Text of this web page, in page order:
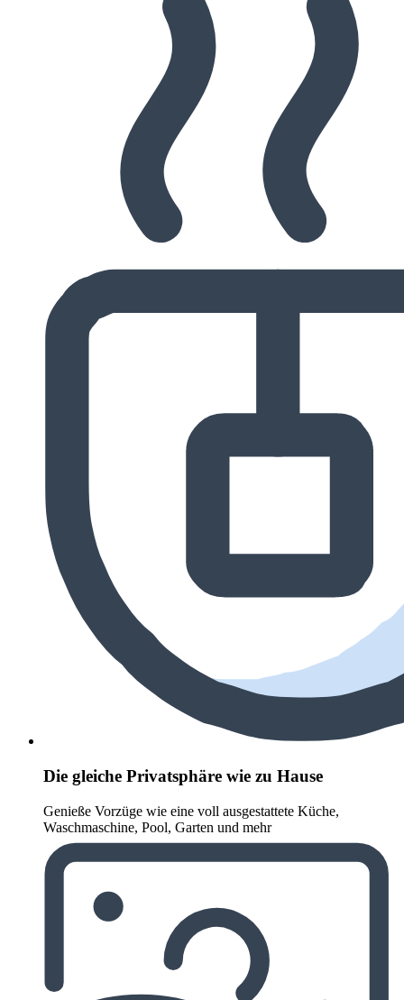
Die gleiche Privatsphäre wie zu Hause
Genieße Vorzüge wie eine voll ausgestattete Küche,
Waschmaschine, Pool, Garten und mehr